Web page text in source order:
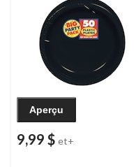
fête d'anniversaire/remise
de diplômes
Aperçu
9,99 $ et+